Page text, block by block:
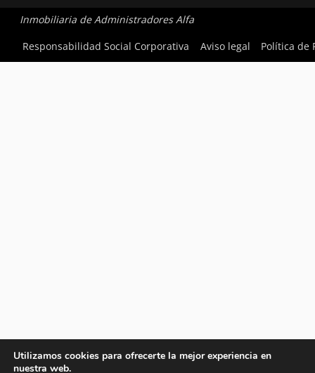
Inmobiliaria de Administradores Alfa
Responsabilidad Social Corporativa
Aviso legal Política de
Utilizamos cookies para ofrecerte la mejor experiencia en
nuestra web.